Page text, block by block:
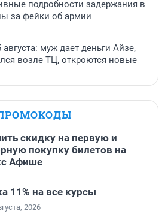
подробности задержания в
за фейки об армии
муж дает деньги Айзе,
возле ТЦ, откроются новые
скидку на первую и
покупку билетов на
Афише
11% на все курсы
2026